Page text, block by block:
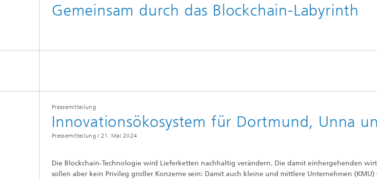
Gemeinsam durch das Blockchain-Labyrinth
Pressemitteilung
Innovationsökosystem für Dortmund, Unna
Pressemitteilung / 21. Mai 2024
Die Blockchain-Technologie wird Lieferketten nachhaltig verändern. Die damit einhergehenden
sollen aber kein Privileg großer Konzerne sein: Damit auch kleine und mittlere Unternehmen